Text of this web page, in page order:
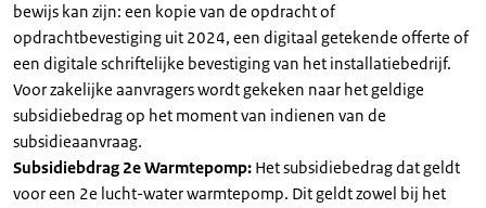
bewijs kan zijn: een kopie van de opdracht of
opdrachtbevestiging uit 2024, een digitaal getekende offerte of
een digitale schriftelijke bevestiging van het installatiebedrijf.
Voor zakelijke aanvragers wordt gekeken naar het geldige
subsidiebedrag op het moment van indienen van de
subsidieaanvraag.
Subsidiebdrag 2e Warmtepomp: Het subsidiebedrag dat geldt
voor een 2e lucht-water warmtepomp. Dit geldt zowel bij het